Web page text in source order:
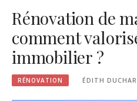
Rénovation de
comment
immobilier ?
RÉNOVATION ÉDITH